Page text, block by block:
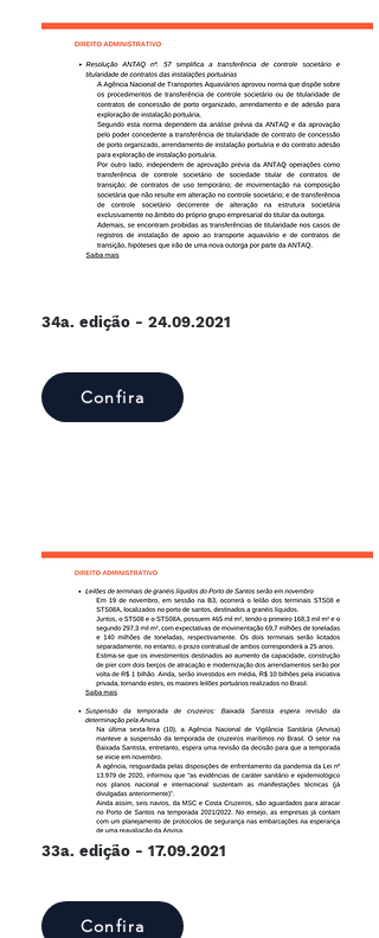
34a. edição - 24.09.2021
Confira
33a. edição - 17.09.2021
Confira